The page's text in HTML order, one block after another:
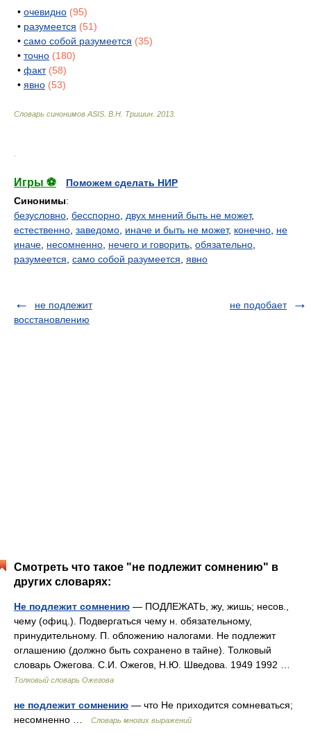
• очевидно (95)
• разумеется (51)
• само собой разумеется (35)
• точно (180)
• факт (58)
• явно (53)
Словарь синонимов ASIS. В.Н. Тришин 2013
Игры ⚽
Поможем сделать НИР
Синонимы:
безусловно бесспорно двух мнений быть не может,
естественно заведомо иначе и быть не может, конечно не
иначе несомненно нечего и говорить обязательно
разумеется само собой разумеется явно
не подлежит
восстановлению
не подобает
Смотреть что такое "не подлежит сомнению" в
других словарях:
Не подлежит сомнению — ПОДЛЕЖАТЬ, жу, жишь; несов.,
чему (офиц.). Подвергаться чему н. обязательному,
принудительному. П. обложению налогами. Не подлежит
оглашению (должно быть сохранено в тайне). Толковый
словарь Ожегова. С.И. Ожегов, Н.Ю. Шведова. 1949 1992 …
Толковый словарь Ожегова
не подлежит сомнению — что Не приходится сомневаться;
несомненно …
Словарь многих выражений